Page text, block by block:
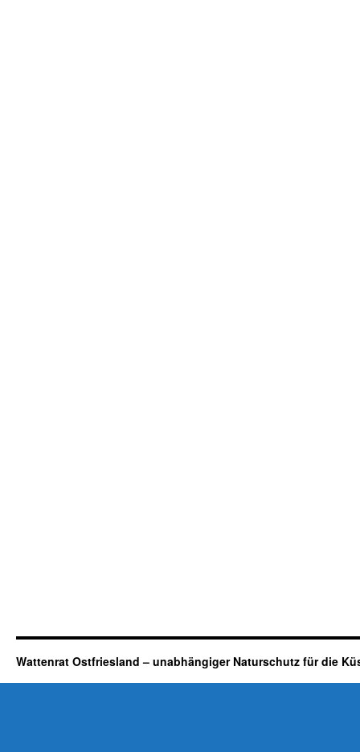
Wattenrat Ostfriesland – unabhängiger Naturschutz für die